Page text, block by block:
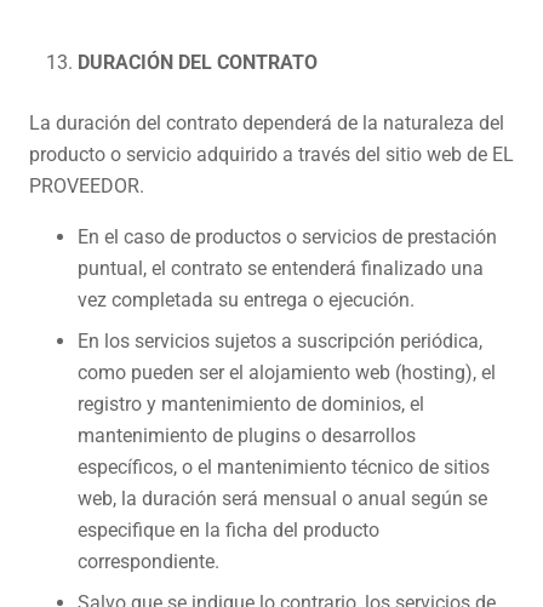
DURACIÓN DEL CONTRATO
La duración del contrato dependerá de la naturaleza del
producto o servicio adquirido a través del sitio web de EL
PROVEEDOR.
En el caso de productos o servicios de prestación
puntual, el contrato se entenderá finalizado una
vez completada su entrega o ejecución.
En los servicios sujetos a suscripción periódica,
como pueden ser el alojamiento web (hosting), el
registro y mantenimiento de dominios, el
mantenimiento de plugins o desarrollos
específicos, o el mantenimiento técnico de sitios
web, la duración será mensual o anual según se
especifique en la ficha del producto
correspondiente.